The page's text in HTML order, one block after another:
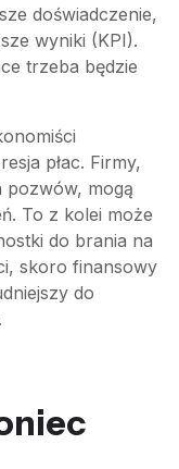
doświadczenie,
wyniki (KPI).
trzeba będzie
płac. Firmy,
pozwów, mogą
To z kolei może
do brania na
skoro finansowy
do